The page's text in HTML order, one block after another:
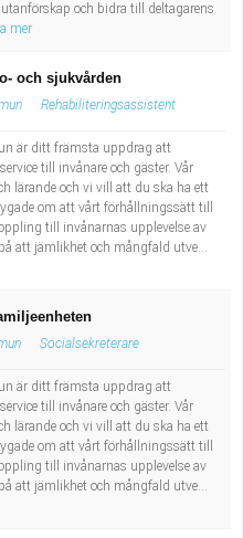
och bidra till deltagarens
mer
och sjukvården
Rehabiliteringsassistent
är ditt främsta uppdrag att
till invånare och gäster. Vår
lärande och vi vill att du ska ha ett
om att vårt förhållningssätt till
till invånarnas upplevelse av
att jämlikhet och mångfald utve...
Socialsekreterare
är ditt främsta uppdrag att
till invånare och gäster. Vår
lärande och vi vill att du ska ha ett
om att vårt förhållningssätt till
till invånarnas upplevelse av
att jämlikhet och mångfald utve...